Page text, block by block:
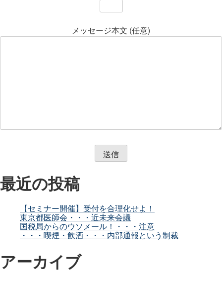
メッセージ本文 (任意)
最近の投稿
【セミナー開催】受付を合理化せよ！
東京都医師会・・・近未来会議
国税局からのウソメール！・・・注意
・・・喫煙・飲酒・・・内部通報という制裁
アーカイブ